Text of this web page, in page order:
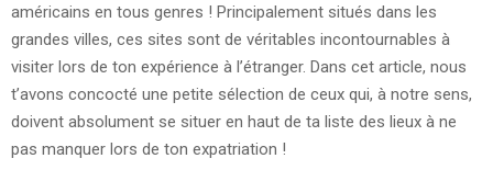
américains en tous genres ! Principalement situés dans les
grandes villes, ces sites sont de véritables incontournables à
visiter lors de ton expérience à l’étranger. Dans cet article, nous
t’avons concocté une petite sélection de ceux qui, à notre sens,
doivent absolument se situer en haut de ta liste des lieux à ne
pas manquer lors de ton expatriation !